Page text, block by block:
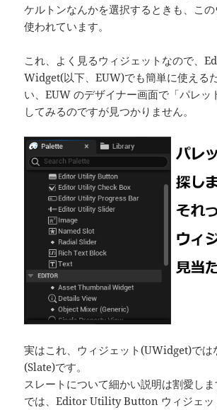
ケルトンなんかを選択するときも、こ
使われています。
これ、よく見るウィジェットなので、
Widget(以下、EUW)でも簡単に使える
い、EUW のデザイナー画面で「パレッ
してみるのですが見つかりません。
実はこれ、ウィジェット(UWidget)では
(Slate)です。
スレートについて細かい説明は割愛し
では、Editor Utility Button ウィジェッ